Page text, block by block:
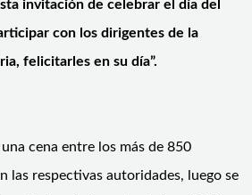
invitación de celebrar el día del
con los dirigentes de la
felicitarles en su día”.
cena entre los más de 850
las respectivas autoridades, luego se